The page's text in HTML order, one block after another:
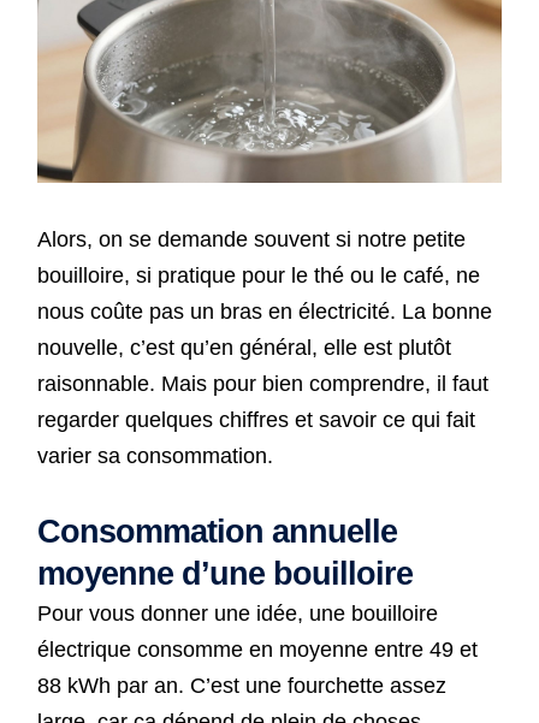
Alors, on se demande souvent si notre petite
bouilloire, si pratique pour le thé ou le café, ne
nous coûte pas un bras en électricité. La bonne
nouvelle, c’est qu’en général, elle est plutôt
raisonnable. Mais pour bien comprendre, il faut
regarder quelques chiffres et savoir ce qui fait
varier sa consommation.
Consommation annuelle
moyenne d’une bouilloire
Pour vous donner une idée, une bouilloire
électrique consomme en moyenne entre 49 et
88 kWh par an. C’est une fourchette assez